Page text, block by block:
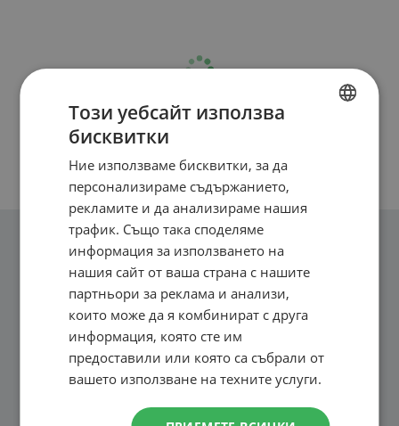
Този уебсайт използва
бисквитки
Ние използваме бисквитки, за да
персонализираме съдържанието,
рекламите и да анализираме нашия
трафик. Също така споделяме
информация за използването на
нашия сайт от ваша страна с нашите
партньори за реклама и анализи,
които може да я комбинират с друга
информация, която сте им
предоставили или която са събрали от
вашето използване на техните услуги.